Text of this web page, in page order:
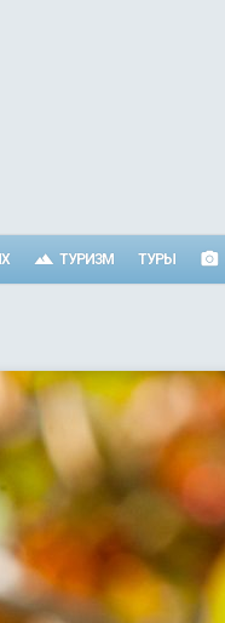
ТУРИЗМ ТУРЫ